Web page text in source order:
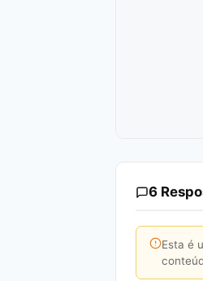
6
Esta é